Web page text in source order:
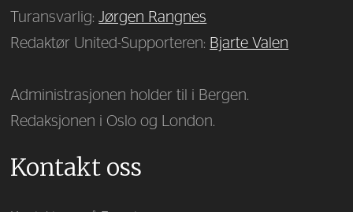
Turansvarlig:Jørgen Rangnes
Redaktør United-Supporteren: Bjarte Valen
Administrasjonen holder til i Bergen.
Redaksjonen i Oslo og London.
Kontakt oss